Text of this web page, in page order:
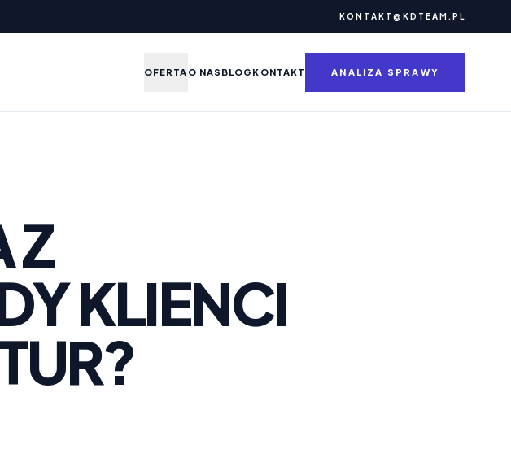
KONTAKT@KDTEAM.PL
OFERTA O NAS BLOG KONTAKT ANALIZA SPRAWY
Z
KLIENCI